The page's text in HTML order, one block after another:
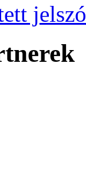
jelszó